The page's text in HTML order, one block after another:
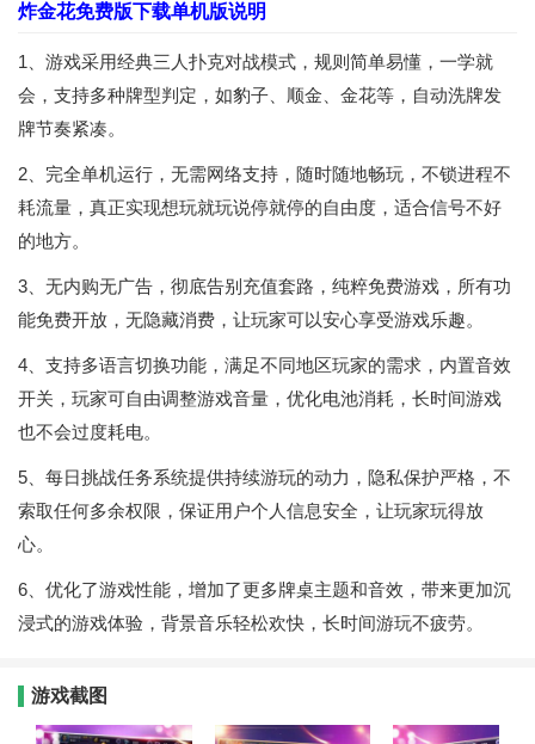
炸金花免费版下载单机版说明
1、游戏采用经典三人扑克对战模式，规则简单易懂，一学就
会，支持多种牌型判定，如豹子、顺金、金花等，自动洗牌发
牌节奏紧凑。
2、完全单机运行，无需网络支持，随时随地畅玩，不锁进程不
耗流量，真正实现想玩就玩说停就停的自由度，适合信号不好
的地方。
3、无内购无广告，彻底告别充值套路，纯粹免费游戏，所有功
能免费开放，无隐藏消费，让玩家可以安心享受游戏乐趣。
4、支持多语言切换功能，满足不同地区玩家的需求，内置音效
开关，玩家可自由调整游戏音量，优化电池消耗，长时间游戏
也不会过度耗电。
5、每日挑战任务系统提供持续游玩的动力，隐私保护严格，不
索取任何多余权限，保证用户个人信息安全，让玩家玩得放
心。
6、优化了游戏性能，增加了更多牌桌主题和音效，带来更加沉
浸式的游戏体验，背景音乐轻松欢快，长时间游玩不疲劳。
游戏截图